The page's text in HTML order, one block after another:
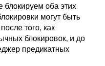
блокируем оба этих
могут быть
того, как
блокировок, и до
предикатных